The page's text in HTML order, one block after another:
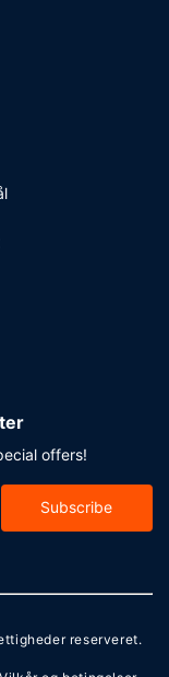
På dette hotel er
offers!
Subscribe
reserveret.